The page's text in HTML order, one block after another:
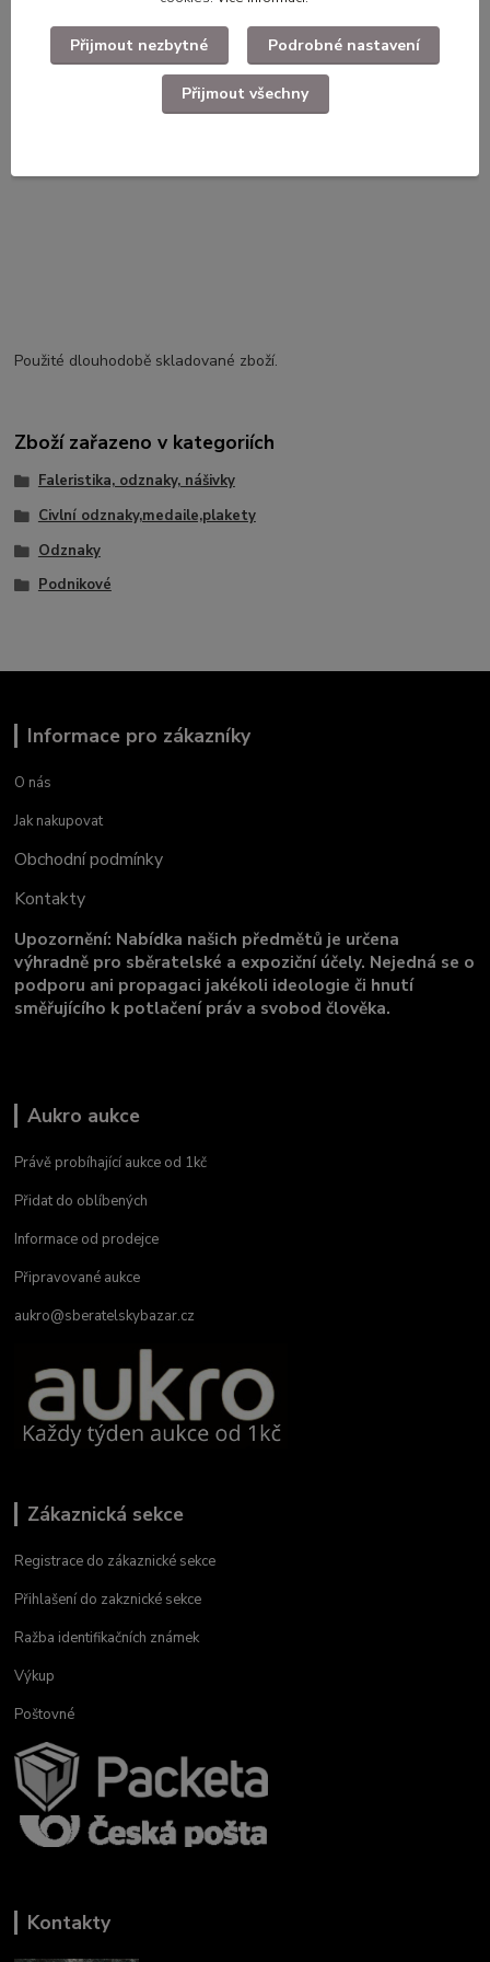
Kompletní specifikace
Použité dlouhodobě skladované zboží.
Zboží zařazeno v kategoriích
Faleristika, odznaky, nášivky
Civlní odznaky,medaile,plakety
Odznaky
Podnikové
Informace pro zákazníky
O nás
Jak nakupovat
Obchodní podmínky
Kontakty
Upozornění: Nabídka našich předmětů je určena
výhradně pro sběratelské a expoziční účely. Nejedná se o
podporu ani propagaci jakékoli ideologie či hnutí
směřujícího k potlačení práv a svobod člověka.
Aukro aukce
Právě probíhající aukce od 1kč
Přidat do oblíbených
Informace od prodejce
Připravované aukce
aukro@sberatelskybazar.cz
Zákaznická sekce
Registrace do zákaznické sekce
Přihlašení do zakznické sekce
Ražba identifikačních známek
Výkup
Poštovné
Kontakty
Přijmout nezbytné Podrobné nastavení
Přijmout všechny